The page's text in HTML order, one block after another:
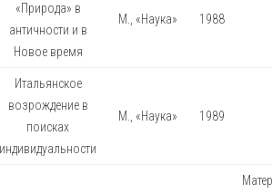
«Природа» в
античности и в
Новое время
М., «Наука» 1988
Итальянское
возрождение в
поисках
индивидуальности
М., «Наука» 1989